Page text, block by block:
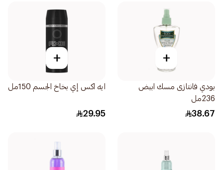
+
بودي فانتازى مسك ابيض
236مل
38.67
+
ايه اكس إي بخاخ الجسم 150مل
29.95